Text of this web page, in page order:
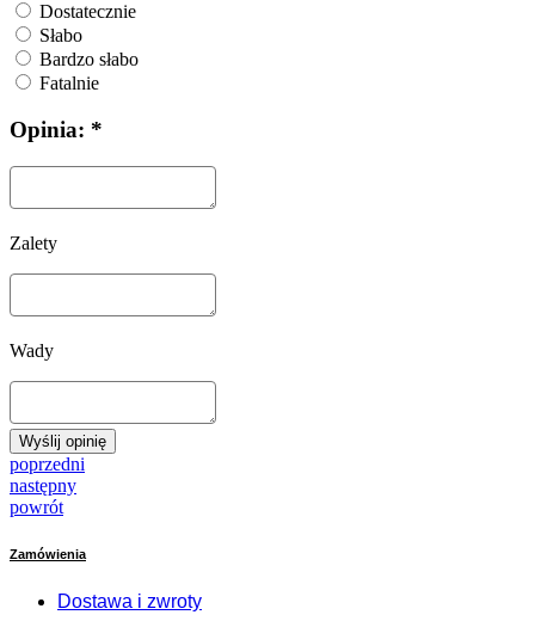
Dostatecznie
Słabo
Bardzo słabo
Fatalnie
Opinia: *
Zalety
Wady
Wyślij opinię
poprzedni
następny
powrót
Zamówienia
Dostawa i zwroty